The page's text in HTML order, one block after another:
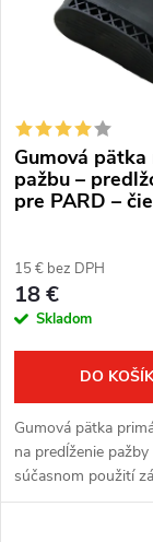
e
p
o
d
k
t
Abecedne
s
p
r
o
d
u
k
t
o
Gumová pätka
pažbu –
pre PARD –
15 € bez DPH
18 €
Skladom
DO
Gumová pätka
na predĺženie
súčasnom použití
PARD NV007V